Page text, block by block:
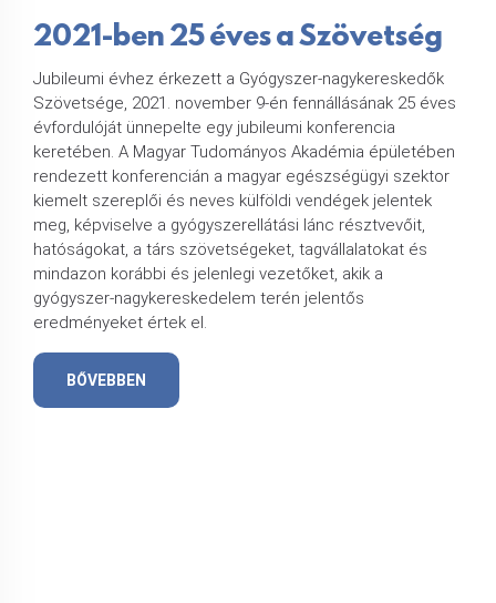
2021-ben 25 éves a Szövetség
Jubileumi évhez érkezett a Gyógyszer-nagykereskedők
Szövetsége, 2021. november 9-én fennállásának 25 éves
évfordulóját ünnepelte egy jubileumi konferencia
keretében. A Magyar Tudományos Akadémia épületében
rendezett konferencián a magyar egészségügyi szektor
kiemelt szereplői és neves külföldi vendégek jelentek
meg, képviselve a gyógyszerellátási lánc résztvevőit,
hatóságokat, a társ szövetségeket, tagvállalatokat és
mindazon korábbi és jelenlegi vezetőket, akik a
gyógyszer-nagykereskedelem terén jelentős
eredményeket értek el.
BŐVEBBEN